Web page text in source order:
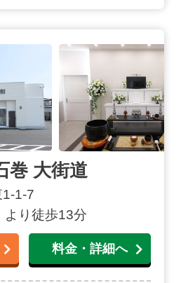
巻 大街道
1-7
より徒歩13分
料金・詳細へ